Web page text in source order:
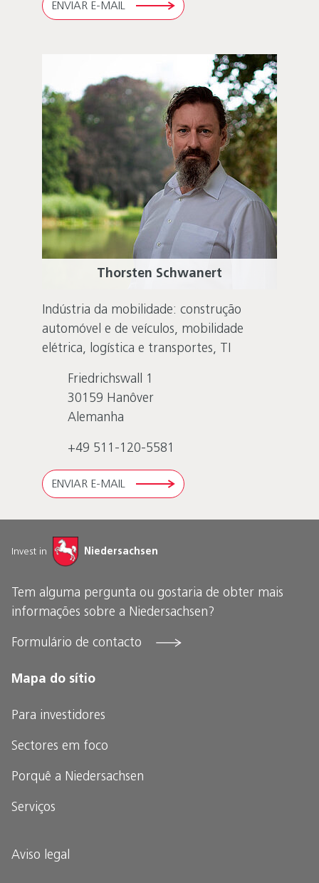
ENVIAR E-MAIL
Thorsten Schwanert
Indústria da mobilidade: construção
automóvel e de veículos, mobilidade
elétrica, logística e transportes, TI
Friedrichswall 1
30159 Hanôver
Alemanha
+49 511-120-5581
ENVIAR E-MAIL
Invest in Niedersachsen
Invest in Niedersachsen
Tem alguma pergunta ou gostaria de obter mais
informações sobre a Niedersachsen?
Formulário de contacto
Mapa do sítio
Para investidores
Sectores em foco
Porquê a Niedersachsen
Serviços
Aviso legal